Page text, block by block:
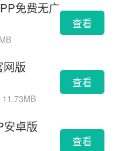
免费无广
查看
版
11.73MB
查看
安卓版
查看